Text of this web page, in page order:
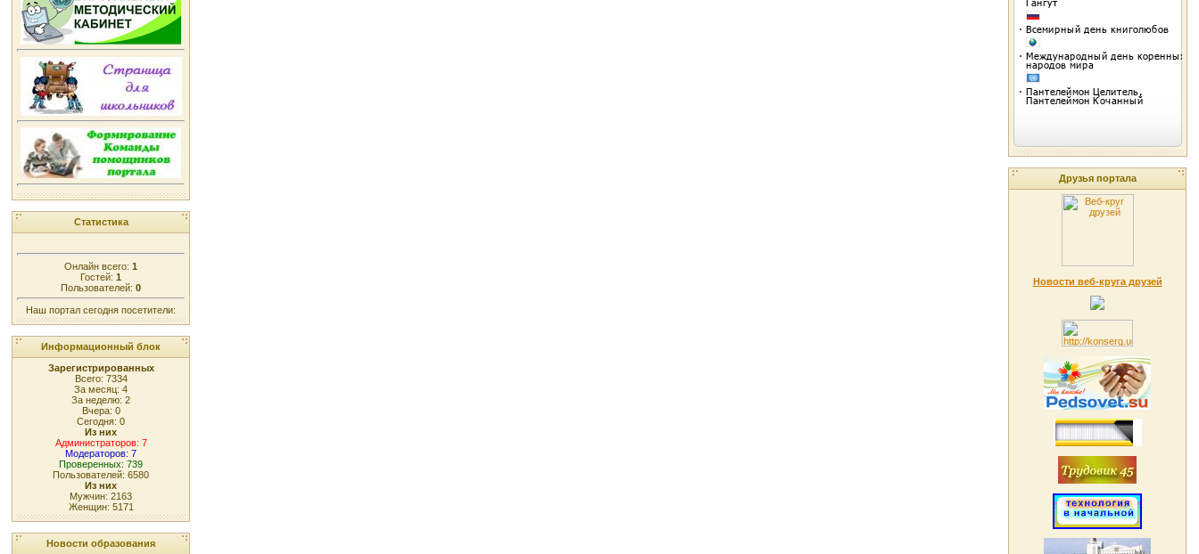
Статистика
Онлайн всего: 1
Гостей: 1
Пользователей: 0
Наш портал сегодня посетители:
Информационный блок
Зарегистрированных
Всего: 7334
За месяц: 4
За неделю: 2
Вчера: 0
Сегодня: 0
Из них
Администраторов: 7
Модераторов: 7
Проверенных: 739
Пользователей: 6580
Из них
Мужчин: 2163
Женщин: 5171
Новости образования
Друзья портала
Новости веб-круга друзей